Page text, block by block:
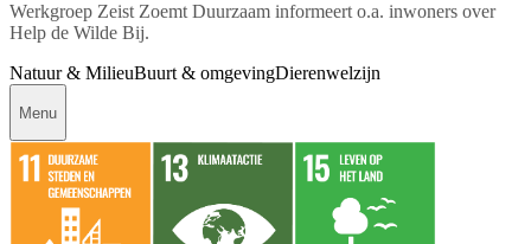
Werkgroep Zeist Zoemt Duurzaam informeert o.a. inwoners over
Help de Wilde Bij.
Natuur & MilieuBuurt & omgevingDierenwelzijn
Menu